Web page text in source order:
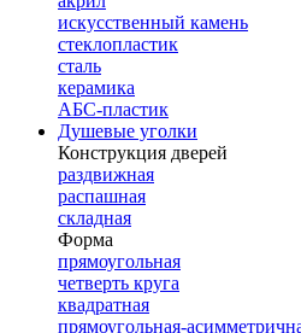
искусственный камень
стеклопластик
сталь
керамика
АБС-пластик
Душевые уголки
Конструкция дверей
раздвижная
распашная
складная
Форма
прямоугольная
четверть круга
квадратная
прямоугольная-